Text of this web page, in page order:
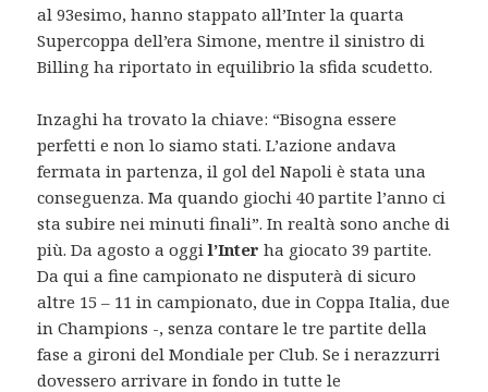
al 93esimo, hanno stappato all’Inter la quarta
Supercoppa dell’era Simone, mentre il sinistro di
Billing ha riportato in equilibrio la sfida scudetto.
Inzaghi ha trovato la chiave: “Bisogna essere
perfetti e non lo siamo stati. L’azione andava
fermata in partenza, il gol del Napoli è stata una
conseguenza. Ma quando giochi 40 partite l’anno ci
sta subire nei minuti finali”. In realtà sono anche di
più. Da agosto a oggil’Inter ha giocato 39 partite.
Da qui a fine campionato ne disputerà di sicuro
altre 15 – 11 in campionato, due in Coppa Italia, due
in Champions -, senza contare le tre partite della
fase a gironi del Mondiale per Club. Se i nerazzurri
dovessero arrivare in fondo in tutte le